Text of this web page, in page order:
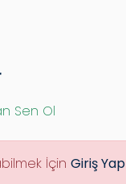
Sen Ol
İçin Giriş Yap